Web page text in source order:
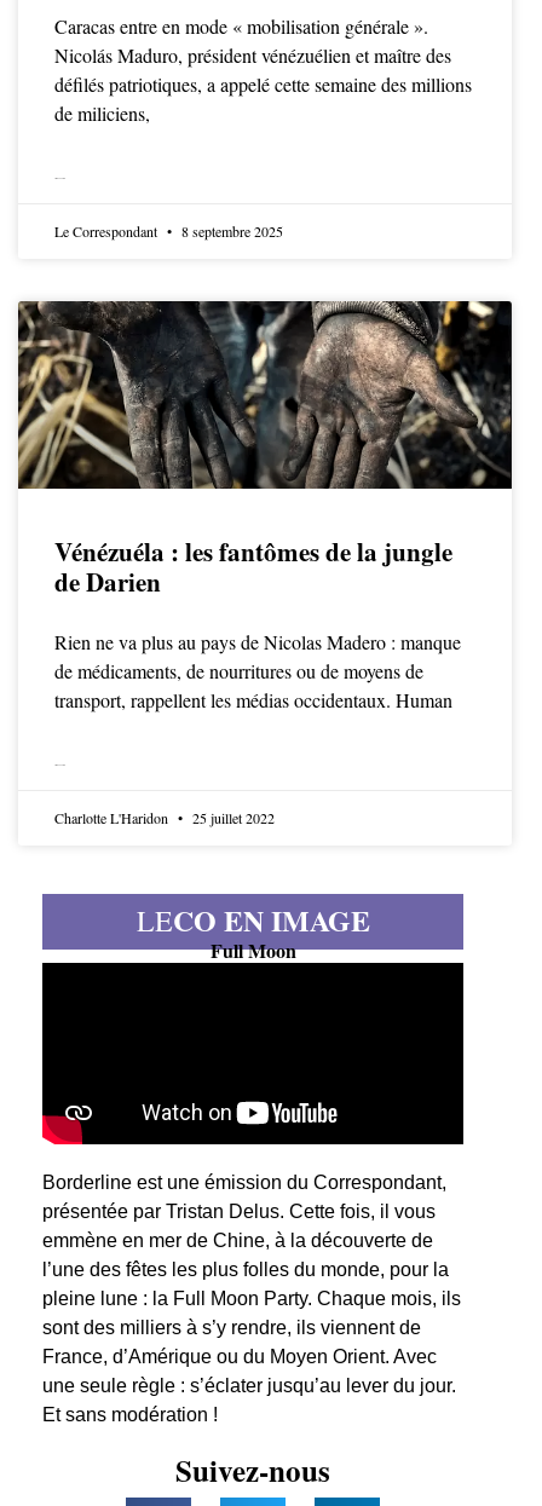
Caracas entre en mode « mobilisation générale ».
Nicolás Maduro, président vénézuélien et maître des
défilés patriotiques, a appelé cette semaine des millions
de miliciens,
Le Correspondant 8 septembre 2025
Vénézuéla : les fantômes de la jungle
de Darien
Rien ne va plus au pays de Nicolas Madero : manque
de médicaments, de nourritures ou de moyens de
transport, rappellent les médias occidentaux. Human
Charlotte L'Haridon 25 juillet 2022
LECO EN IMAGE
Full Moon
Borderline est une émission du Correspondant,
présentée par Tristan Delus. Cette fois, il vous
emmène en mer de Chine, à la découverte de
l’une des fêtes les plus folles du monde, pour la
pleine lune : la Full Moon Party. Chaque mois, ils
sont des milliers à s’y rendre, ils viennent de
France, d’Amérique ou du Moyen Orient. Avec
une seule règle : s’éclater jusqu’au lever du jour.
Et sans modération !
Suivez-nous